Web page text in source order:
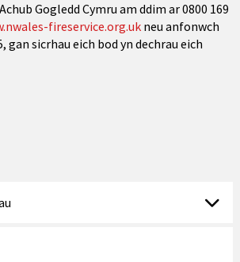
Gogledd Cymru am ddim ar 0800 169
fireservice.org.ukneu anfonwch
gan sicrhau eich bod yn dechrau eich